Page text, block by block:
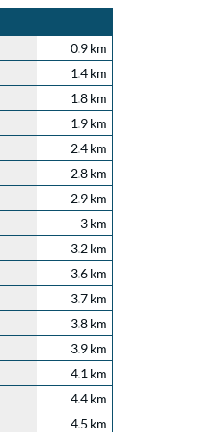
0.9 km
1.4 km
1.8 km
1.9 km
2.4 km
2.8 km
2.9 km
3 km
3.2 km
3.6 km
3.7 km
3.8 km
3.9 km
4.1 km
4.4 km
4.5 km